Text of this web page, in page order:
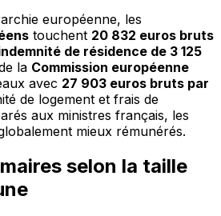
européenne, les
touchent 20 832 euros bruts
de résidence de 3 125
la Commission européenne
avec 27 903 euros bruts par
de logement et frais de
aux ministres français, les
mieux rémunérés.
selon la taille